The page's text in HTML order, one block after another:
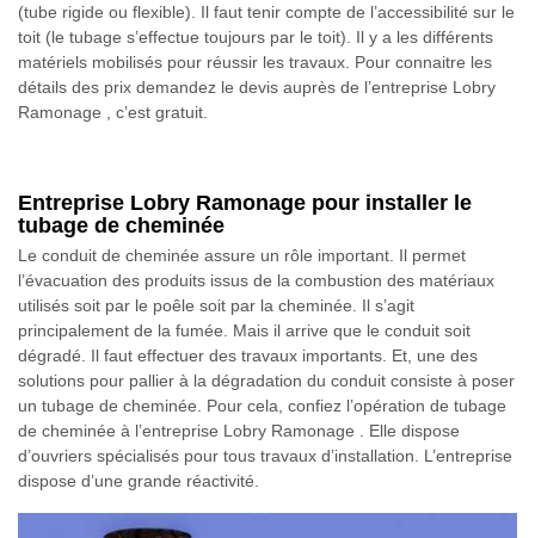
(tube rigide ou flexible). Il faut tenir compte de l’accessibilité sur le
toit (le tubage s’effectue toujours par le toit). Il y a les différents
matériels mobilisés pour réussir les travaux. Pour connaitre les
détails des prix demandez le devis auprès de l’entreprise Lobry
Ramonage , c’est gratuit.
Entreprise Lobry Ramonage pour installer le
tubage de cheminée
Le conduit de cheminée assure un rôle important. Il permet
l’évacuation des produits issus de la combustion des matériaux
utilisés soit par le poêle soit par la cheminée. Il s’agit
principalement de la fumée. Mais il arrive que le conduit soit
dégradé. Il faut effectuer des travaux importants. Et, une des
solutions pour pallier à la dégradation du conduit consiste à poser
un tubage de cheminée. Pour cela, confiez l’opération de tubage
de cheminée à l’entreprise Lobry Ramonage . Elle dispose
d’ouvriers spécialisés pour tous travaux d’installation. L’entreprise
dispose d’une grande réactivité.